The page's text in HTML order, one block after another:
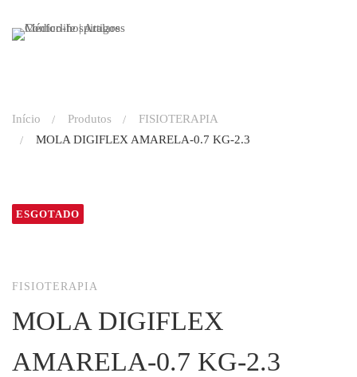
Início Produtos
FISIOTERAPIA
MOLA DIGIFLEX AMARELA-0.7 KG-2.3
ESGOTADO
FISIOTERAPIA
MOLA DIGIFLEX
AMARELA-0.7 KG-2.3